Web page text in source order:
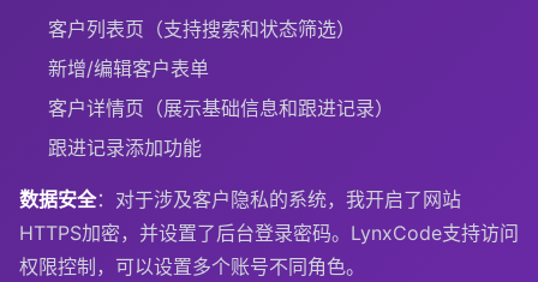
客户列表页（支持搜索和状态筛选）
新增/编辑客户表单
客户详情页（展示基础信息和跟进记录）
跟进记录添加功能
数据安全：对于涉及客户隐私的系统，我开启了网站
HTTPS加密，并设置了后台登录密码。LynxCode支持访问
权限控制，可以设置多个账号不同角色。